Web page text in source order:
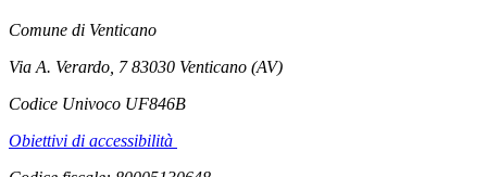
Comune di Venticano
Via A. Verardo, 7 83030 Venticano (AV)
Codice Univoco UF846B
Obiettivi di accessibilità